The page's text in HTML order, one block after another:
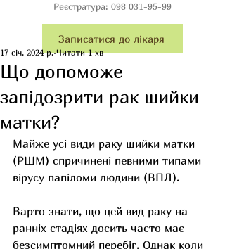
Реєстратура: 098 031-95-99
Записатися до лікаря
Що допоможе
запідозрити рак шийки
матки?
17 січ. 2024 р. Читати 1 хв
Майже усі види раку шийки матки
(РШМ) спричинені певними типами
вірусу папіломи людини (ВПЛ).
Варто знати, що цей вид раку на
ранніх стадіях досить часто має
безсимптомний перебіг. Однак коли